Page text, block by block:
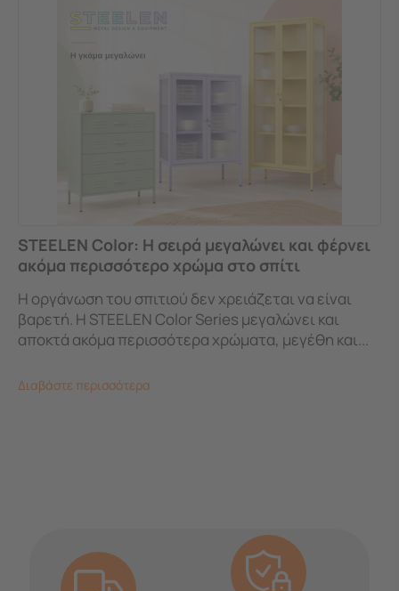
STEELEN Color: Η σειρά μεγαλώνει και φέρνει
ακόμα περισσότερο χρώμα στο σπίτι
Η οργάνωση του σπιτιού δεν χρειάζεται να είναι
βαρετή. Η STEELEN Color Series μεγαλώνει και
αποκτά ακόμα περισσότερα χρώματα, μεγέθη και...
Διαβάστε περισσότερα